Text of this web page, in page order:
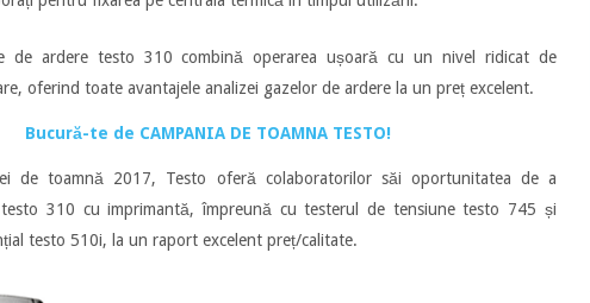
de ardere testo 310 combină operarea ușoară cu un nivel ridicat de
oferind toate avantajele analizei gazelor de ardere la un preț excelent.
Bucură-te de CAMPANIA DE TOAMNA TESTO!
de toamnă 2017, Testo oferă colaboratorilor săi oportunitatea de a
310 cu imprimantă, împreună cu testerul de tensiune testo 745 și
testo 510i, la un raport excelent preț/calitate.